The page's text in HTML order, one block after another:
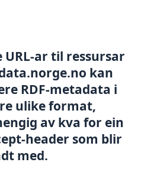
URL-ar til ressursar
kan
RDF-metadata i
ulike format,
av kva for ein
header som blir
med.